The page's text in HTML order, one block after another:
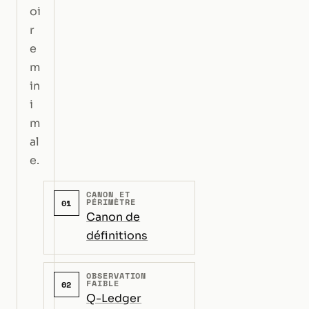
oi
r
e
m
in
i
m
al
e.
01
CANON ET
PÉRIMÈTRE
Canon de
définitions
02
OBSERVATION
FAIBLE
Q-Ledger